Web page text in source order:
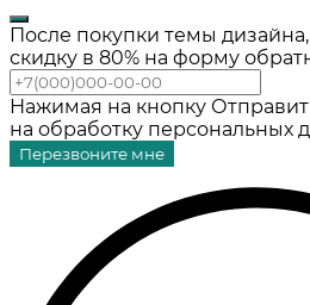
После покупки темы
скидку в 80% на форму
Нажимая на кнопку
на обработку персональных
Перезвоните мне